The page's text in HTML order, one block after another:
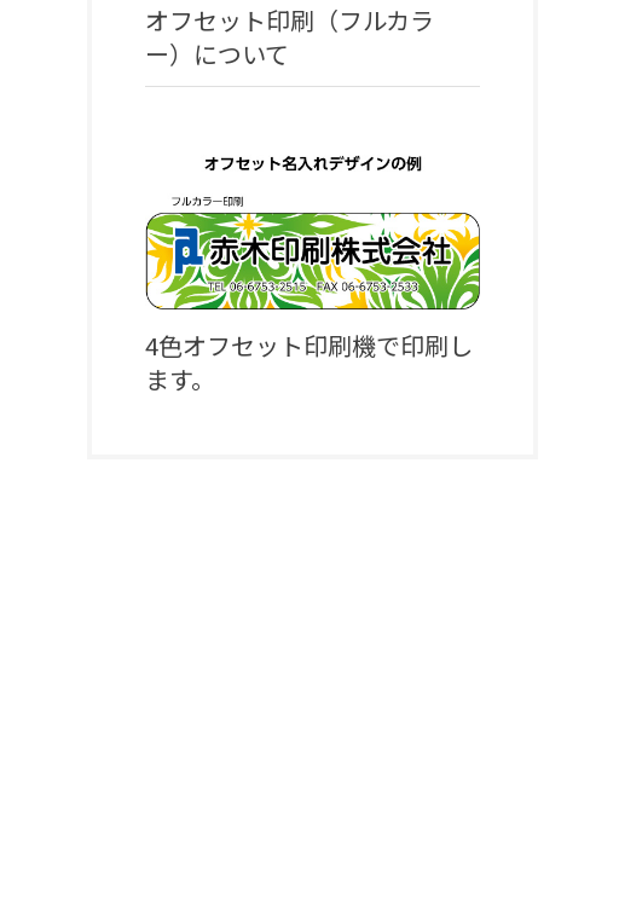
オフセット印刷（フルカラ
ー） について
4色オフセット印刷機で印刷し
ます。